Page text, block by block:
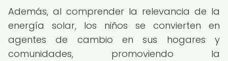
Además, al comprender la relevancia de la
energía solar, los niños se convierten en
agentes de cambio en sus hogares y
comunidades, promoviendo la